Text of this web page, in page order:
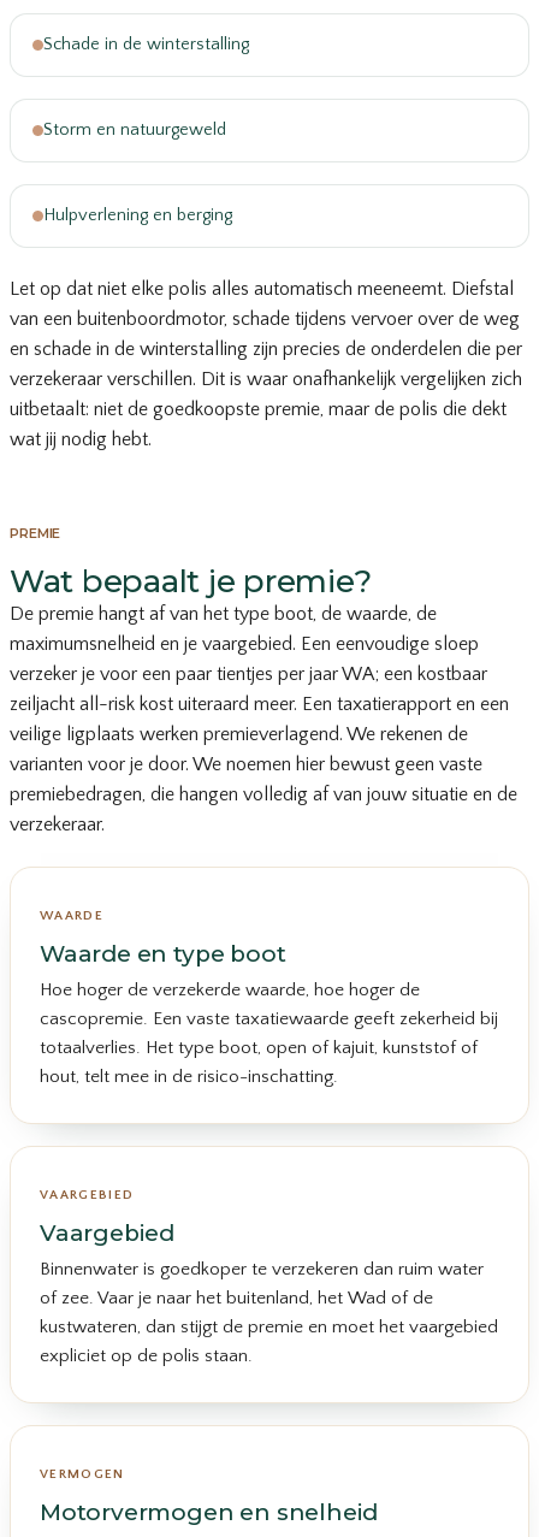
Schade in de winterstalling
Storm en natuurgeweld
Hulpverlening en berging
Let op dat niet elke polis alles automatisch meeneemt. Diefstal
van een buitenboordmotor, schade tijdens vervoer over de weg
en schade in de winterstalling zijn precies de onderdelen die per
verzekeraar verschillen. Dit is waar onafhankelijk vergelijken zich
uitbetaalt: niet de goedkoopste premie, maar de polis die dekt
wat jij nodig hebt.
PREMIE
Wat bepaalt je premie?
De premie hangt af van het type boot, de waarde, de
maximumsnelheid en je vaargebied. Een eenvoudige sloep
verzeker je voor een paar tientjes per jaar WA; een kostbaar
zeiljacht all-risk kost uiteraard meer. Een taxatierapport en een
veilige ligplaats werken premieverlagend. We rekenen de
varianten voor je door. We noemen hier bewust geen vaste
premiebedragen, die hangen volledig af van jouw situatie en de
verzekeraar.
WAARDE
Waarde en type boot
Hoe hoger de verzekerde waarde, hoe hoger de
cascopremie. Een vaste taxatiewaarde geeft zekerheid bij
totaalverlies. Het type boot, open of kajuit, kunststof of
hout, telt mee in de risico-inschatting.
VAARGEBIED
Vaargebied
Binnenwater is goedkoper te verzekeren dan ruim water
of zee. Vaar je naar het buitenland, het Wad of de
kustwateren, dan stijgt de premie en moet het vaargebied
expliciet op de polis staan.
VERMOGEN
Motorvermogen en snelheid